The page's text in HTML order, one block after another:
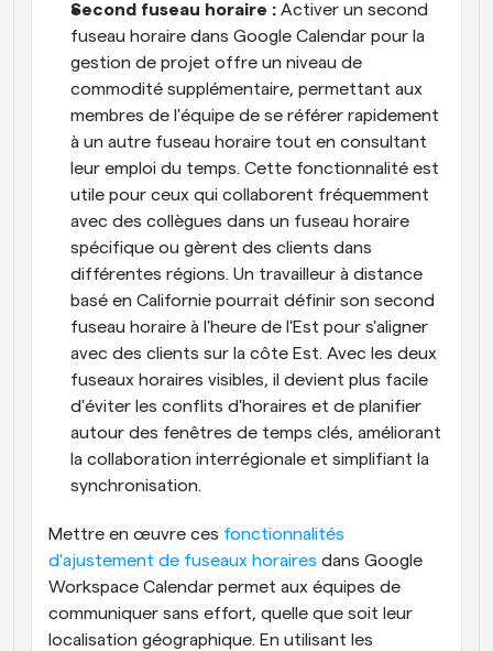
Second fuseau horaire : Activer un second
fuseau horaire dans Google Calendar pour la
gestion de projet offre un niveau de
commodité supplémentaire, permettant aux
membres de l'équipe de se référer rapidement
à un autre fuseau horaire tout en consultant
leur emploi du temps. Cette fonctionnalité est
utile pour ceux qui collaborent fréquemment
avec des collègues dans un fuseau horaire
spécifique ou gèrent des clients dans
différentes régions. Un travailleur à distance
basé en Californie pourrait définir son second
fuseau horaire à l'heure de l'Est pour s'aligner
avec des clients sur la côte Est. Avec les deux
fuseaux horaires visibles, il devient plus facile
d'éviter les conflits d'horaires et de planifier
autour des fenêtres de temps clés, améliorant
la collaboration interrégionale et simplifiant la
synchronisation.
Mettre en œuvre ces fonctionnalités
d'ajustement de fuseaux horaires dans Google
Workspace Calendar permet aux équipes de
communiquer sans effort, quelle que soit leur
localisation géographique. En utilisant les